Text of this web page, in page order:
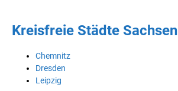
Kreisfreie Städte Sachsen
Chemnitz
Dresden
Leipzig